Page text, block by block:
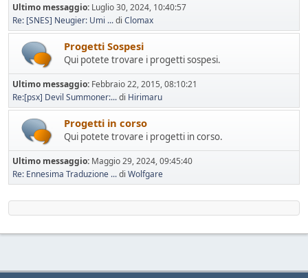
Ultimo messaggio: Luglio 30, 2024, 10:40:57
Re: [SNES] Neugier: Umi ...di Clomax
Progetti Sospesi
Qui potete trovare i progetti sospesi.
Ultimo messaggio: Febbraio 22, 2015, 08:10:21
Re:[psx] Devil Summoner:...di Hirimaru
Progetti in corso
Qui potete trovare i progetti in corso.
Ultimo messaggio: Maggio 29, 2024, 09:45:40
Re: Ennesima Traduzione ...di Wolfgare